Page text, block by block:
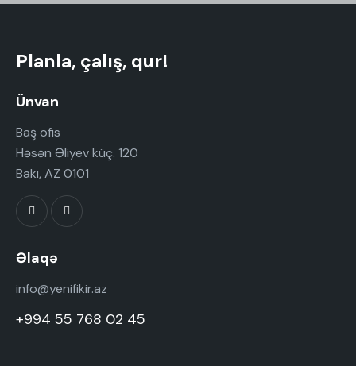
Planla, çalış, qur!
Ünvan
Baş ofis
Həsən Əliyev küç. 120
Bakı, AZ 0101
Əlaqə
info@yenifikir.az
+994 55 768 02 45